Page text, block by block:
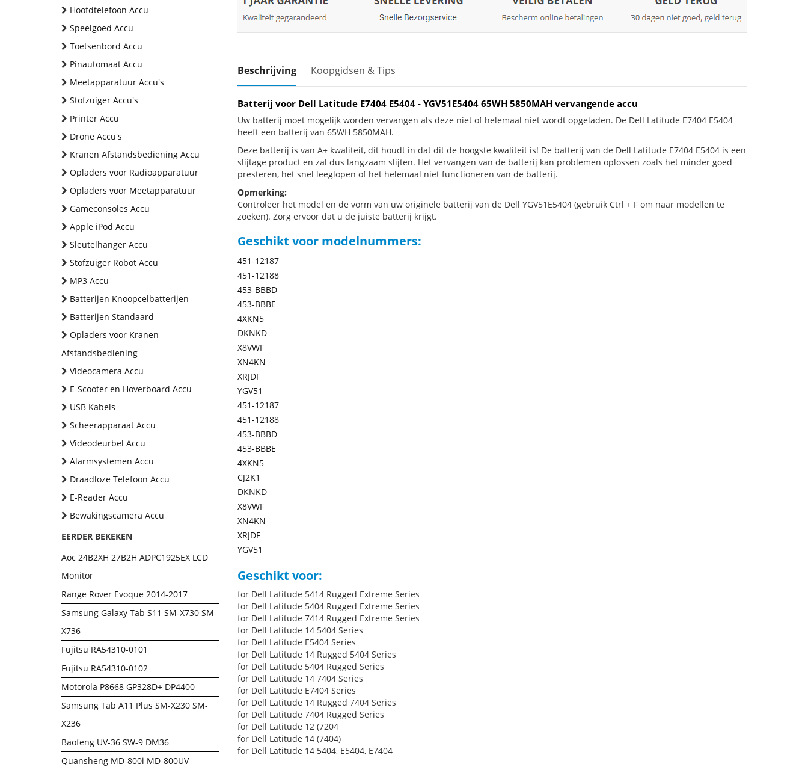
Hoofdtelefoon Accu
Speelgoed Accu
Toetsenbord Accu
Pinautomaat Accu
Meetapparatuur Accu's
Stofzuiger Accu's
Printer Accu
Drone Accu's
Kranen Afstandsbediening Accu
Opladers voor Radioapparatuur
Opladers voor Meetapparatuur
Gameconsoles Accu
Apple iPod Accu
Sleutelhanger Accu
Stofzuiger Robot Accu
MP3 Accu
Batterijen Knoopcelbatterijen
Batterijen Standaard
Opladers voor Kranen
Afstandsbediening
Videocamera Accu
E-Scooter en Hoverboard Accu
USB Kabels
Scheerapparaat Accu
Videodeurbel Accu
Alarmsystemen Accu
Draadloze Telefoon Accu
E-Reader Accu
Bewakingscamera Accu
EERDER BEKEKEN
Aoc 24B2XH 27B2H ADPC1925EX LCD
Monitor
Range Rover Evoque 2014-2017
Samsung Galaxy Tab S11 SM-X730 SM-
X736
Fujitsu RA54310-0101
Fujitsu RA54310-0102
Motorola P8668 GP328D+ DP4400
Samsung Tab A11 Plus SM-X230 SM-
X236
Baofeng UV-36 SW-9 DM36
Quansheng MD-800i MD-800UV
Beschrijving Koopgidsen & Tips
Batterij voor Dell Latitude E7404 E5404 - YGV51E5404 65WH 5850MAH vervangende accu
Uw batterij moet mogelijk worden vervangen als deze niet of helemaal niet wordt opgeladen. De Dell Latitude E7404 E5404
heeft een batterij van 65WH 5850MAH.
Deze batterij is van A+ kwaliteit, dit houdt in dat dit de hoogste kwaliteit is! De batterij van de Dell Latitude E7404 E5404 is een
slijtage product en zal dus langzaam slijten. Het vervangen van de batterij kan problemen oplossen zoals het minder goed
presteren, het snel leeglopen of het helemaal niet functioneren van de batterij.
Opmerking:
Controleer het model en de vorm van uw originele batterij van de Dell YGV51E5404 (gebruik Ctrl + F om naar modellen te
zoeken). Zorg ervoor dat u de juiste batterij krijgt.
Geschikt voor modelnummers:
451-12187
451-12188
453-BBBD
453-BBBE
4XKN5
DKNKD
X8VWF
XN4KN
XRJDF
YGV51
451-12187
451-12188
453-BBBD
453-BBBE
4XKN5
CJ2K1
DKNKD
X8VWF
XN4KN
XRJDF
YGV51
Geschikt voor:
for Dell Latitude 5414 Rugged Extreme Series
for Dell Latitude 5404 Rugged Extreme Series
for Dell Latitude 7414 Rugged Extreme Series
for Dell Latitude 14 5404 Series
for Dell Latitude E5404 Series
for Dell Latitude 14 Rugged 5404 Series
for Dell Latitude 5404 Rugged Series
for Dell Latitude 14 7404 Series
for Dell Latitude E7404 Series
for Dell Latitude 14 Rugged 7404 Series
for Dell Latitude 7404 Rugged Series
for Dell Latitude 12 (7204
for Dell Latitude 14 (7404)
for Dell Latitude 14 5404, E5404, E7404